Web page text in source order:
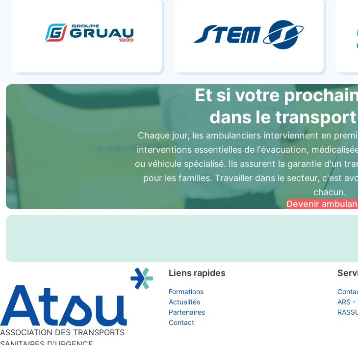
Et si votre
dans le
Chaque jour, les ambulanciers interviennent en
interventions essentielles de l'évacuation,
ou véhicule spécialisé. Ils assurent la garantie d'un
pour les familles. Travailler dans le secteur, c'est
chacun.
Devenir
ASSOCIATION DES TRANSPORTS
Liens rapides
Formations
Actualités
Partenaires
Contact
ARS -